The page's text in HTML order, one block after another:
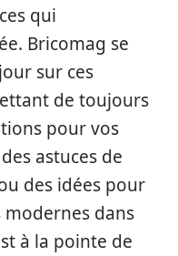
qui
Bricomag se
sur ces
de toujours
pour vos
astuces de
des idées pour
dans
à la pointe de